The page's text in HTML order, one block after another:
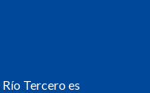
Tercero es